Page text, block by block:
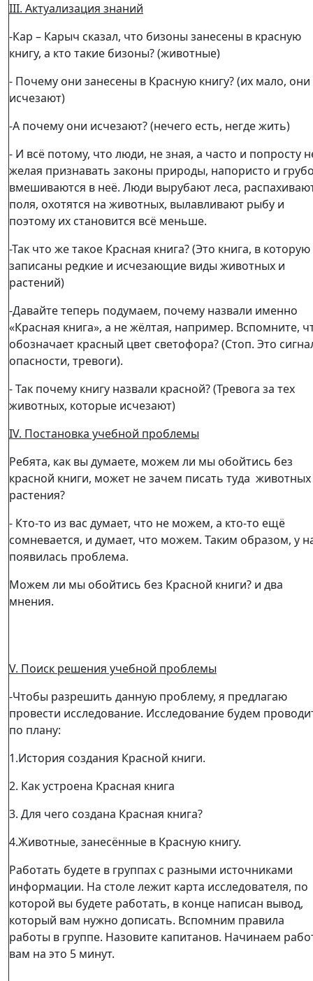
III. Актуализация знаний
-Кар – Карыч сказал, что бизоны занесены в красную
книгу, а кто такие бизоны? (животные)
- Почему они занесены в Красную книгу? (их мало, они
исчезают)
-А почему они исчезают? (нечего есть, негде жить)
- И всё потому, что люди, не зная, а часто и попросту
желая признавать законы природы, напористо и
вмешиваются в неё. Люди вырубают леса,
поля, охотятся на животных, вылавливают рыбу и
поэтому их становится всё меньше.
-Так что же такое Красная книга? (Это книга, в которую
записаны редкие и исчезающие виды животных и
растений)
-Давайте теперь подумаем, почему назвали именно
«Красная книга», а не жёлтая, например. Вспомните,
обозначает красный цвет светофора? (Стоп. Это
опасности, тревоги).
- Так почему книгу назвали красной? (Тревога за тех
животных, которые исчезают)
IV. Постановка учебной проблемы
Ребята, как вы думаете, можем ли мы обойтись без
красной книги, может не зачем писать туда
растения?
- Кто-то из вас думает, что не можем, а кто-то ещё
сомневается, и думает, что можем. Таким образом, у
появилась проблема.
Можем ли мы обойтись без Красной книги? и два
мнения.
V. Поиск решения учебной проблемы
-Чтобы разрешить данную проблему, я предлагаю
провести исследование. Исследование будем
по плану:
1.История создания Красной книги.
2. Как устроена Красная книга
3. Для чего создана Красная книга?
4.Животные, занесённые в Красную книгу.
Работать будете в группах с разными источниками
информации. На столе лежит карта исследователя, по
которой вы будете работать, в конце написан вывод,
который вам нужно дописать. Вспомним правила
работы в группе. Назовите капитанов. Начинаем
вам на это 5 минут.